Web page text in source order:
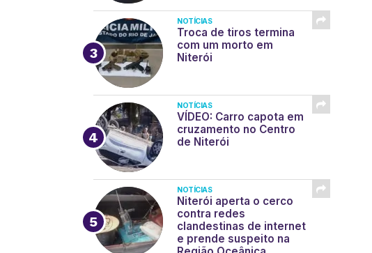
NOTÍCIAS
Troca de tiros termina
com um morto em
Niterói
NOTÍCIAS
VÍDEO: Carro capota em
cruzamento no Centro
de Niterói
NOTÍCIAS
Niterói aperta o cerco
contra redes
clandestinas de internet
e prende suspeito na